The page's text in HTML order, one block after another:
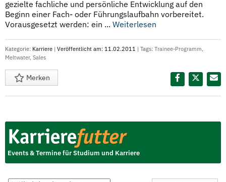
gezielte fachliche und persönliche Entwicklung auf den
Beginn einer Fach- oder Führungslaufbahn vorbereitet.
Vorausgesetzt werden: ein ... Weiterlesen
Kategorie: Karriere | Veröffentlicht am: 11.02.2011 | Tags: Trainee-Programm,
Meltwater, Sales
Merken
Events & Termine für Studium und Karriere